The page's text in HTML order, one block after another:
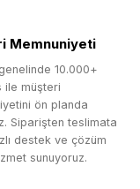
Memnuniyeti
10.000+
ile müşteri
ön planda
Siparişten teslimata
destek ve çözüm
sunuyoruz.